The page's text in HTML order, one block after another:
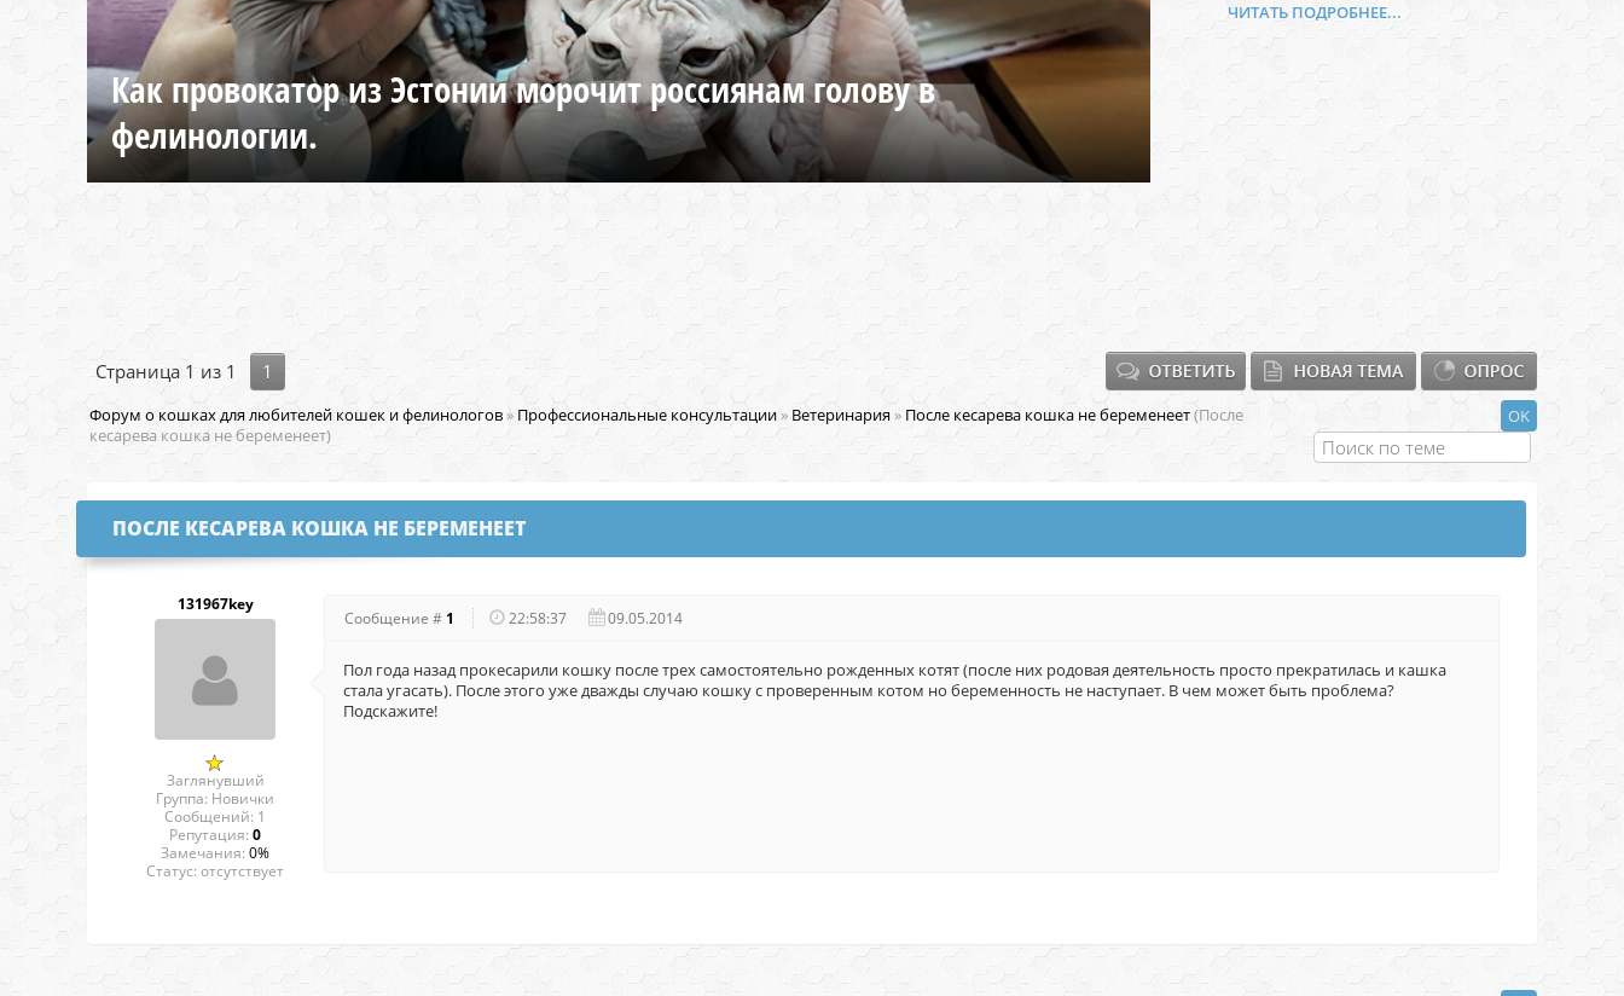
Как провокатор из Эстонии морочит россиянам голову в
фелинологии.
ЧИТАТЬ ПОДРОБНЕЕ...
Страница 1 из 1 1
Форум о кошках для любителей кошек и фелинологов» Профессиональные консультации » Ветеринария » После кесарева кошка не беременеет(После
кесарева кошка не беременеет)
ПОСЛЕ КЕСАРЕВА КОШКА НЕ БЕРЕМЕНЕЕТ
131967key
Заглянувший
Группа: Новички
Сообщений: 1
Репутация: 0
Замечания: 0%
Статус: отсутствует
Сообщение # 1 22:58:37 09.05.2014
Пол года назад прокесарили кошку после трех самостоятельно рожденных котят (после них родовая деятельность просто прекратилась и кашка
стала угасать). После этого уже дважды случаю кошку с проверенным котом но беременность не наступает. В чем может быть проблема?
Подскажите!